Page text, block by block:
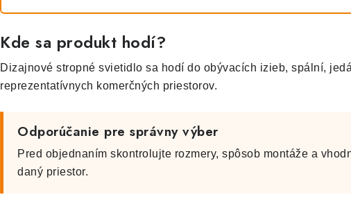
Kde sa produkt hodí?
Dizajnové stropné svietidlo sa hodí do obývacích izieb, spální,
reprezentatívnych komerčných priestorov.
Odporúčanie pre správny výber
Pred objednaním skontrolujte rozmery, spôsob montáže a
daný priestor.